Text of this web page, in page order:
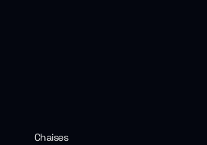
Chaises